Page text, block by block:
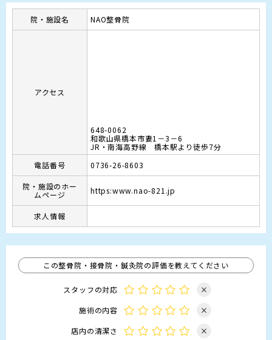
院・施設名 NAO整骨院
アクセス
648-0062
和歌山県橋本市妻1－3－6
JR・南海高野線　橋本駅より徒歩7分
電話番号
0736-26-8603
院・施設のホー
ムページ
https:www.nao-821.jp
求人情報
この整骨院・接骨院・鍼灸院の評価を教えてください
スタッフの対応
×
施術の内容
×
店内の清潔さ
×